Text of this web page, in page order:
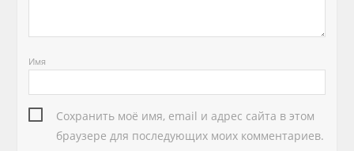
Имя
Сохранить моё имя, email и адрес сайта в этом
браузере для последующих моих комментариев.